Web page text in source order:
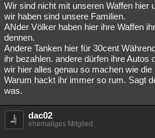
Wir sind nicht mit unseren Waffen hier
wir haben sind unsere Familien.
ANder Völker haben hier ihre Waffen
dennen.
Andere Tanken hier für 30cent
ihr bezahlen. andere dürfen ihre Autos
wir hier alles genau so machen wie die
Warum hackt ihr immer so rum. Sagt
was.
dac02
ehemaliges Mitglied